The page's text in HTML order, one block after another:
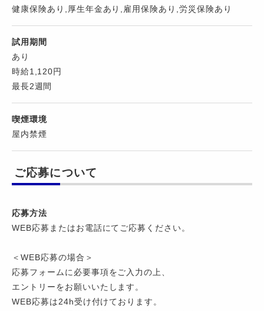
健康保険あり,厚生年金あり,雇用保険あり,労災保険あり
試用期間
あり
時給1,120円
最長2週間
喫煙環境
屋内禁煙
ご応募について
応募方法
WEB応募またはお電話にてご応募ください。
＜WEB応募の場合＞
応募フォームに必要事項をご入力の上、
エントリーをお願いいたします。
WEB応募は24h受け付けております。